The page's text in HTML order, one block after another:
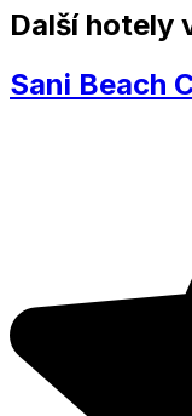
Další hotely
Sani Beach